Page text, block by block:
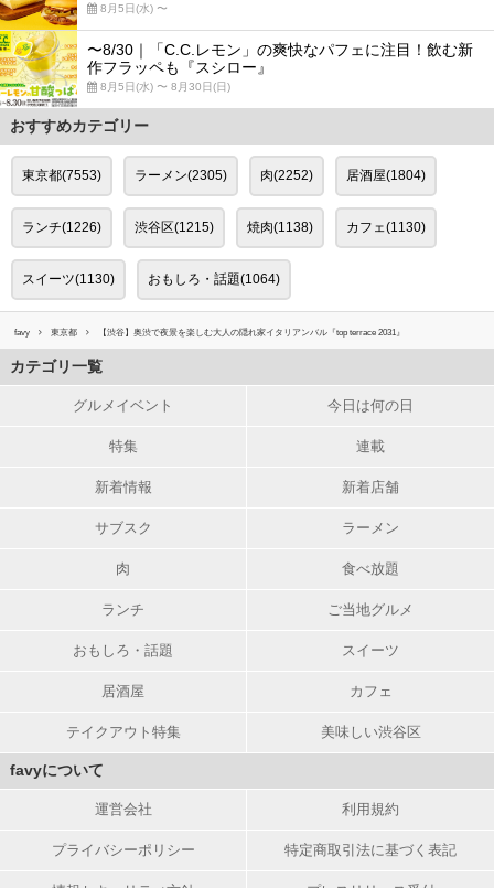
8月5日(水) 〜
〜8/30｜「C.C.レモン」の爽快なパフェに注目！飲む新
作フラッペも『スシロー』
8月5日(水) 〜 8月30日(日)
おすすめカテゴリー
東京都(7553) ラーメン(2305) 肉(2252) 居酒屋(1804)
ランチ(1226) 渋谷区(1215) 焼肉(1138) カフェ(1130)
スイーツ(1130) おもしろ・話題(1064)
favy 東京都 【渋谷】奥渋で夜景を楽しむ大人の隠れ家イタリアンバル『top terrace 2031』
カテゴリ一覧
グルメイベント 今日は何の日
特集 連載
新着情報 新着店舗
サブスク ラーメン
肉 食べ放題
ランチ ご当地グルメ
おもしろ・話題 スイーツ
居酒屋 カフェ
テイクアウト特集 美味しい渋谷区
favyについて
運営会社 利用規約
プライバシーポリシー 特定商取引法に基づく表記